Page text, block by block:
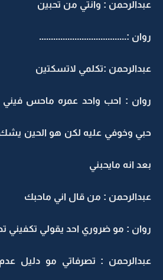
عبدالرحمن : وانتي من تحبين
روان :.....................................
عبدالرحمن :تكلمي لاتسكتين
روان : احب واحد عمره ماحس فيني
حبي وخوفي عليه لكن هو الحين يشك
بعد انه مايحبني
عبدالرحمن : من قال اني ماحبك
روان : مو ضروري احد يقولي تكفيني
عبدالرحمن : تصرفاتي مو دليل عدم